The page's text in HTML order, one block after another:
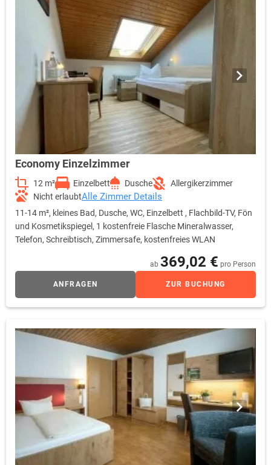
Economy Einzelzimmer
12 m² Einzelbett Dusche
Allergikerzimmer
Nicht erlaubtAlle Zimmer Details
11-14 m², kleines Bad, Dusche, WC, Einzelbett , Flachbild-TV, Fön
und Kosmetikspiegel, 1 kostenfreie Flasche Mineralwasser,
Telefon, Schreibtisch, Zimmersafe, kostenfreies WLAN
ab 369,02 € pro Person
ANFRAGEN ZUR BUCHUNG